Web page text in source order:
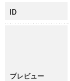
ID
プレビュー